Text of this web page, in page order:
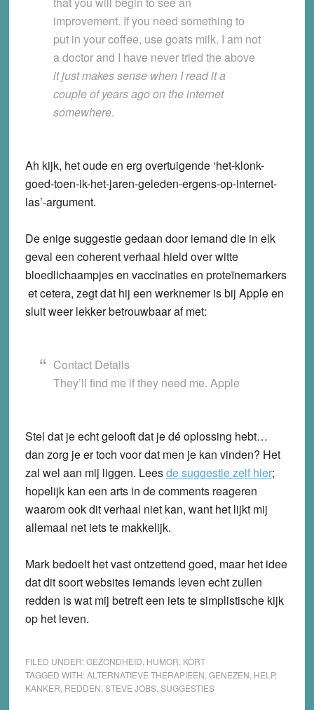
improvement. If you need something to
put in your coffee, use goats milk. I am not
a doctor and I have never tried the above
it just makes sense when I read it a
couple of years ago on the internet
somewhere.
Ah kijk, het oude en erg overtuigende ‘het-klonk-
goed-toen-ik-het-jaren-geleden-ergens-op-internet-
las’-argument.
De enige suggestie gedaan door iemand die in elk
geval een coherent verhaal hield over witte
bloedlichaampjes en vaccinaties en proteïnemarkers
et cetera, zegt dat hij een werknemer is bij Apple en
sluit weer lekker betrouwbaar af met:
Contact Details
They’ll find me if they need me. Apple
Stel dat je echt gelooft dat je dé oplossing hebt…
dan zorg je er toch voor dat men je kan vinden? Het
zal wel aan mij liggen. Leesde suggestie zelf hier;
hopelijk kan een arts in de comments reageren
waarom ook dit verhaal niet kan, want het lijkt mij
allemaal net iets te makkelijk.
Mark bedoelt het vast ontzettend goed, maar het idee
dat dit soort websites iemands leven echt zullen
redden is wat mij betreft een iets te simplistische kijk
op het leven.
FILED UNDER:GEZONDHEID HUMOR KORT
TAGGED WITH:ALTERNATIEVE THERAPIEEN GENEZEN HELP,
KANKER REDDEN STEVE JOBS, SUGGESTIES